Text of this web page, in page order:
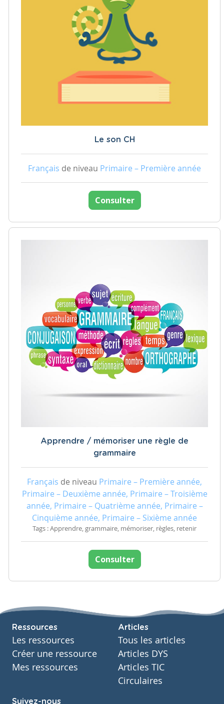
Le son CH
Français de niveau Primaire – Première année
Consulter
Apprendre / mémoriser une règle de
grammaire
Français de niveau Primaire – Première année,
Primaire – Deuxième année, Primaire – Troisième
année, Primaire – Quatrième année, Primaire –
Cinquième année, Primaire – Sixième année
Tags : Apprendre, grammaire, mémoriser, règles, retenir
Consulter
Ressources
Les ressources
Créer une ressource
Mes ressources
Articles
Tous les articles
Articles DYS
Articles TIC
Circulaires
Suivez-nous